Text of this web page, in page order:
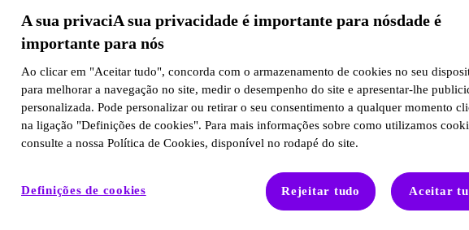
A sua privaciA sua privacidade é importante para nósdade é
importante para nós
Ao clicar em "Aceitar tudo", concorda com o armazenamento de cookies no seu
para melhorar a navegação no site, medir o desempenho do site e apresentar-lhe
personalizada. Pode personalizar ou retirar o seu consentimento a qualquer momento
na ligação "Definições de cookies". Para mais informações sobre como utilizamos
consulte a nossa Política de Cookies, disponível no rodapé do site.
Definições de cookies Rejeitar tudo Aceitar